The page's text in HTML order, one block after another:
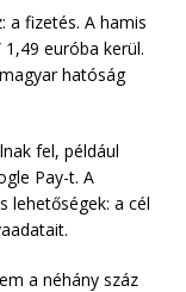
a fizetés. A hamis
euróba kerül.
hatóság
fel, például
Pay-t. A
lehetőségek: a cél
a néhány száz